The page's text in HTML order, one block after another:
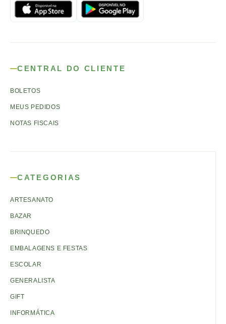
CENTRAL DO CLIENTE
BOLETOS
MEUS PEDIDOS
NOTAS FISCAIS
CATEGORIAS
ARTESANATO
BAZAR
BRINQUEDO
EMBALAGENS E FESTAS
ESCOLAR
GENERALISTA
GIFT
INFORMÁTICA